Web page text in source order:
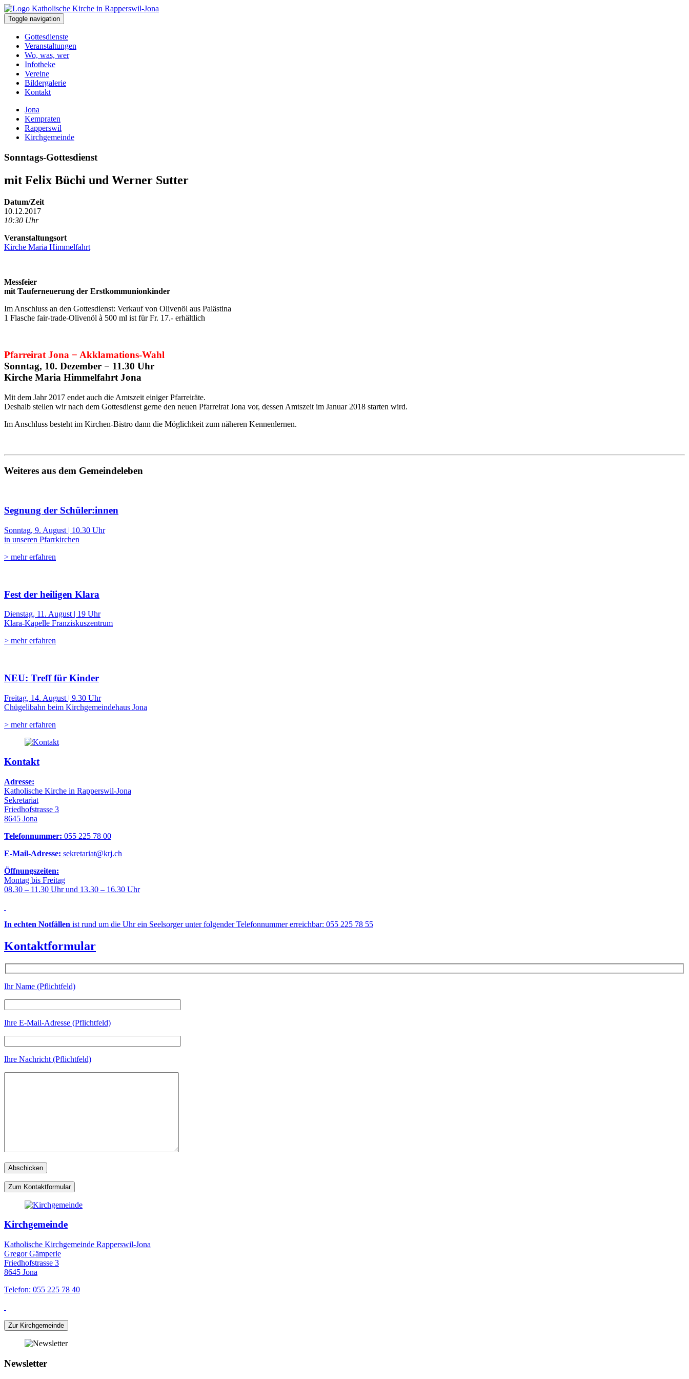
Toggle navigation
Gottesdienste
Veranstaltungen
Wo, was, wer
Infotheke
Vereine
Bildergalerie
Kontakt
Jona
Kempraten
Rapperswil
Kirchgemeinde
Sonntags-Gottesdienst
mit Felix Büchi und Werner Sutter
Datum/Zeit
10.12.2017
10:30 Uhr
Veranstaltungsort
Kirche Maria Himmelfahrt
Messfeier
mit Tauferneuerung der Erstkommunionkinder
Im Anschluss an den Gottesdienst: Verkauf von Olivenöl aus Palästina
1 Flasche fair-trade-Olivenöl à 500 ml ist für Fr. 17.- erhältlich
Pfarreirat Jona − Akklamations-Wahl
Sonntag, 10. Dezember − 11.30 Uhr
Kirche Maria Himmelfahrt Jona
Mit dem Jahr 2017 endet auch die Amtszeit einiger Pfarreiräte.
Deshalb stellen wir nach dem Gottesdienst gerne den neuen Pfarreirat Jona vor, dessen Amtszeit im Januar 2018 starten wird.
Im Anschluss besteht im Kirchen-Bistro dann die Möglichkeit zum näheren Kennenlernen.
Weiteres aus dem Gemeindeleben
Segnung der Schüler:innen
Sonntag, 9. August | 10.30 Uhr
in unseren Pfarrkirchen
> mehr erfahren
Fest der heiligen Klara
Dienstag, 11. August | 19 Uhr
Klara-Kapelle Franziskuszentrum
> mehr erfahren
NEU: Treff für Kinder
Freitag, 14. August | 9.30 Uhr
Chügelibahn beim Kirchgemeindehaus Jona
> mehr erfahren
Kontakt
Adresse:
Katholische Kirche in Rapperswil-Jona
Sekretariat
Friedhofstrasse 3
8645 Jona
Telefonnummer: 055 225 78 00
E-Mail-Adresse: sekretariat@krj.ch
Öffnungszeiten:
Montag bis Freitag
08.30 – 11.30 Uhr und 13.30 – 16.30 Uhr
In echten Notfällen ist rund um die Uhr ein Seelsorger unter folgender Telefonnummer erreichbar: 055 225 78 55
Kontaktformular
Ihr Name (Pflichtfeld)
Ihre E-Mail-Adresse (Pflichtfeld)
Ihre Nachricht (Pflichtfeld)
Zum Kontaktformular
Kirchgemeinde
Katholische Kirchgemeinde Rapperswil-Jona
Gregor Gämperle
Friedhofstrasse 3
8645 Jona
Telefon: 055 225 78 40
Zur Kirchgemeinde
Newsletter